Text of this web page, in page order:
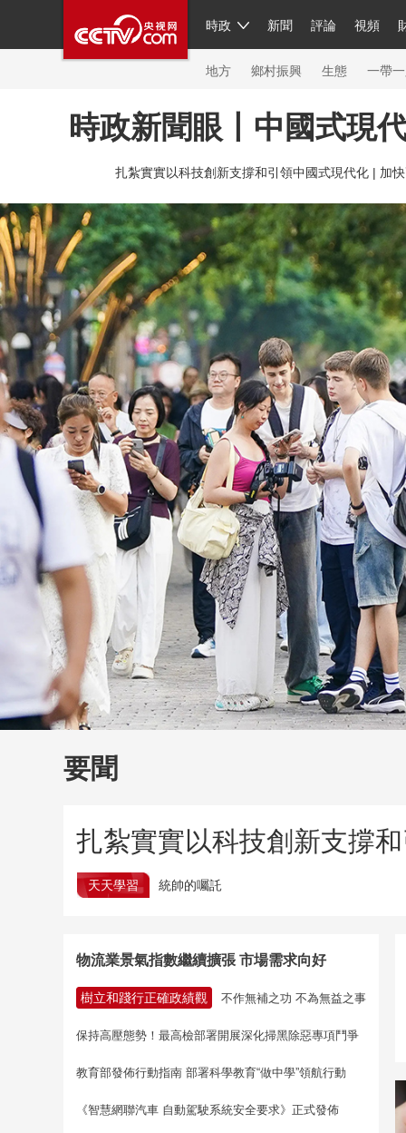
時政 新聞 評論 視頻
人民領袖習近平 聯播+ 中國
直播 片庫 欄目大全 節目單
簡體 海外頻道 iPanda
地方 鄉村振興 生態 一帶
總台春晚
新聞
人民領袖
視頻
現場
體育
VIP會員
財經
大國智造
CCTV.節
時政新聞眼丨中國式現
扎紮實實以科技創新支撐和引領中國式現代化 | 加
要聞
扎紮實實以科技創新支撐
天天學習 統帥的囑託
物流業景氣指數繼續擴張 市場需求向好
樹立和踐行正確政績觀 不作無補之功 不為無益之事
保持高壓態勢！最高檢部署開展深化掃黑除惡專項鬥爭
教育部發佈行動指南 部署科學教育“做中學”領航行動
《智慧網聯汽車 自動駕駛系統安全要求》正式發佈